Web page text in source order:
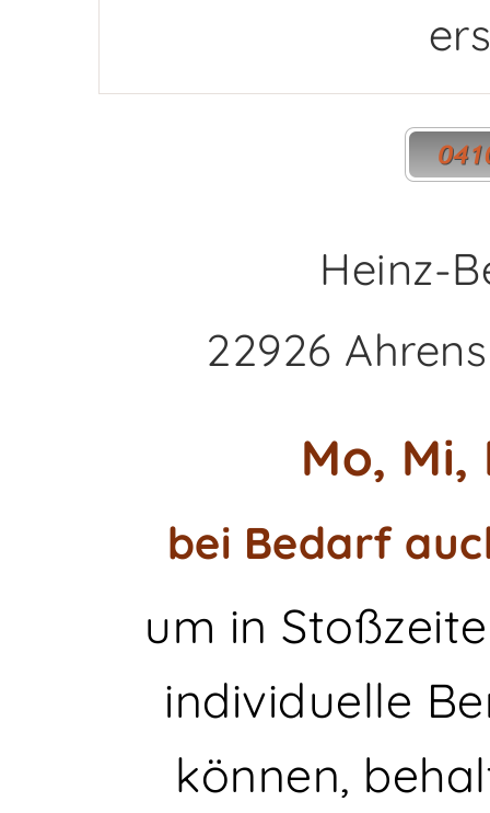
Heinz-
22926
Mo, Mi,
bei Bedarf
um in
individuelle
können,